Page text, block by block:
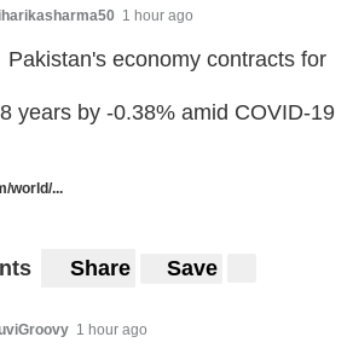
1 hour ago
Pakistan's economy contracts for
years by -0.38% amid COVID-19
world/...
Share Save
1 hour ago